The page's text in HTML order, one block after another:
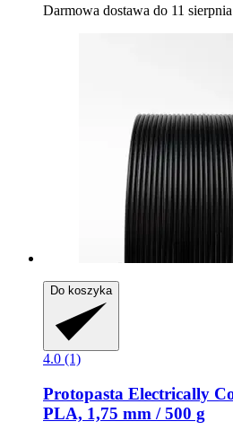
Darmowa dostawa do 11 sierpnia
Do koszyka
4.0 (1)
Protopasta Electrically
PLA, 1,75 mm / 500 g